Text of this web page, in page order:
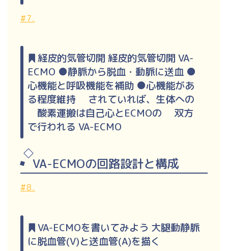
#7.
経皮的気管切開 経皮的気管切開 VA-
ECMO ●静脈から脱血・動脈に送血 ●
心機能と呼吸機能を補助 ●心機能があ
る程度維持 されていれば、生体への
酸素運搬は自己心とECMOの 双方
で行われる VA-ECMO
VA-ECMOの回路設計と構成
#8.
VA-ECMOを書いてみよう 大腿動静脈
に脱血管(V)と送血管(A)を描く